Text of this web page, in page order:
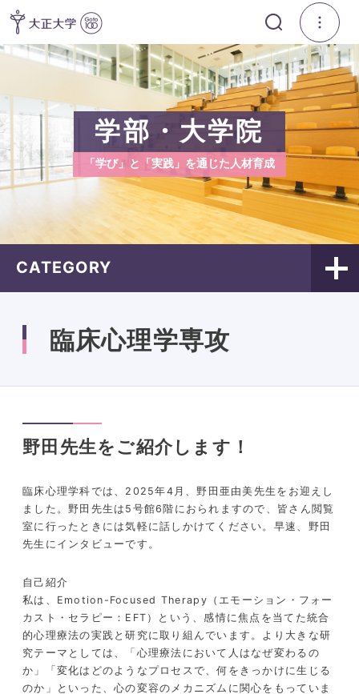
学部・大学院
「学び」と「実践」を通じた人材育成
CATEGORY
臨床心理学専攻
野田先生をご紹介します！
臨床心理学科では、2025年4月、野田亜由美先生をお迎えし
ました。野田先生は5号館6階におられますので、皆さん閲覧
室に行ったときには気軽に話しかけてください。早速、野田
先生にインタビューです。
自己紹介
私は、 Emotion-Focused Therapy（エモーション・フォー
カスト・セラピー：EFT）という、感情に焦点を当てた統合
的心理療法の実践と研究に取り組んでいます。
より大きな研
究テーマとしては、「心理療法において人はなぜ変わるの
か」「変化はどのようなプロセスで、何をきっかけに生じる
のか」といった、心の変容のメカニズムに関心をもっていま